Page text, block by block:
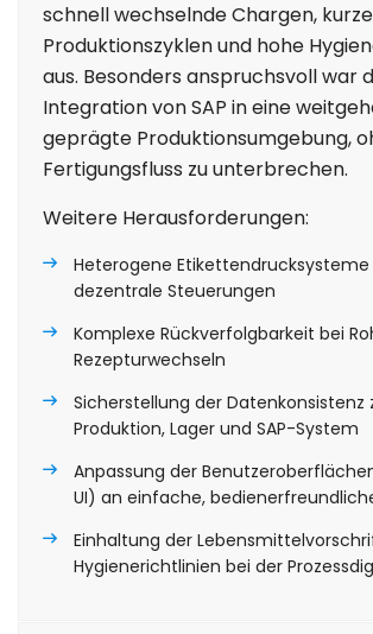
schnell wechselnde Chargen, kurze
Produktionszyklen und hohe
aus. Besonders anspruchsvoll war
Integration von SAP in eine
geprägte Produktionsumgebung,
Fertigungsfluss zu unterbrechen.
Weitere Herausforderungen:
Heterogene Etikettendrucksysteme
dezentrale Steuerungen
Komplexe Rückverfolgbarkeit bei
Rezepturwechseln
Sicherstellung der Datenkonsistenz
Produktion, Lager und SAP-System
Anpassung der
UI) an einfache,
Einhaltung der
Hygienerichtlinien bei der